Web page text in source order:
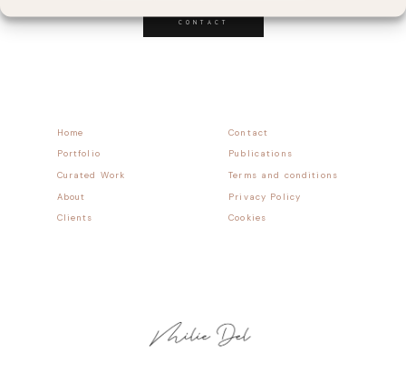
Contact
Home
Publications
Portfolio
Terms and conditions
Curated Work
CONTACT
Privacy Policy
About
Cookies
Clients